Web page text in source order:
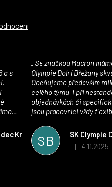
Králové z.s.
hvězdiček.
a s
SB
SK Olympie
Hodnocení
| 4.11.2025
Olympie Dolní Břežany
Oceňujeme především
celého týmu. I při
objednávkách či
jsou pracovníci vždy
vynikající a plně odpovídá
sportovního klubu!